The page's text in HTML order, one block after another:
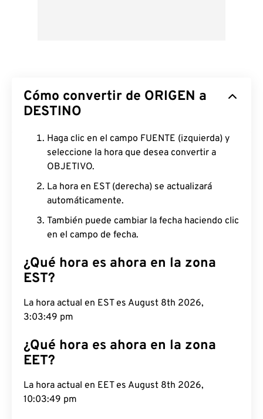
Cómo convertir de ORIGEN a
DESTINO
Haga clic en el campo FUENTE (izquierda) y
seleccione la hora que desea convertir a
OBJETIVO.
La hora en EST (derecha) se actualizará
automáticamente.
También puede cambiar la fecha haciendo clic
en el campo de fecha.
¿Qué hora es ahora en la zona
EST?
La hora actual en EST es August 8th 2026,
3:03:50 pm
¿Qué hora es ahora en la zona
EET?
La hora actual en EET es August 8th 2026,
10:03:50 pm